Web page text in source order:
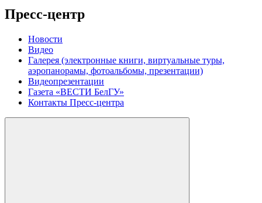
Пресс-центр
Новости
Видео
Галерея (электронные книги, виртуальные туры,
аэропанорамы, фотоальбомы, презентации)
Видеопрезентации
Газета «ВЕСТИ БелГУ»
Контакты Пресс-центра